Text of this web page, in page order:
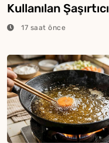
Kullanılan Şaşırtıcı
Ekmek Tekniği
17 saat önce